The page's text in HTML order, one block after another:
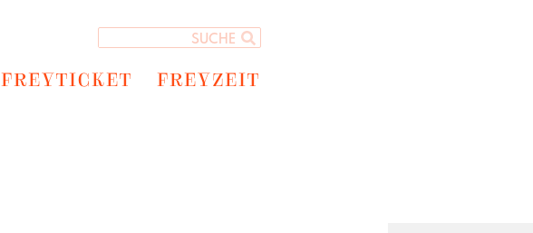
FREYTICKET FREYZEIT